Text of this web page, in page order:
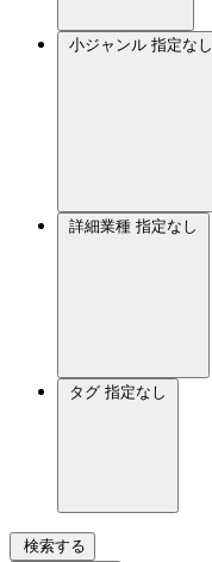
小ジャンル 指定なし
詳細業種 指定なし
タグ 指定なし
検索する